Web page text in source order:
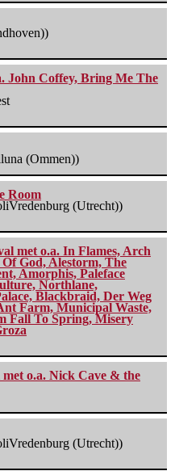
John Coffey, Bring Me The
(Ommen))
Room
(Utrecht))
met o.a. In Flames, Arch
God, Alestorm, The
Amorphis, Paleface
Northlane,
Blackbraid, Der Weg
Farm, Municipal Waste,
Fall To Spring, Misery
o.a. Nick Cave & the
(Utrecht))